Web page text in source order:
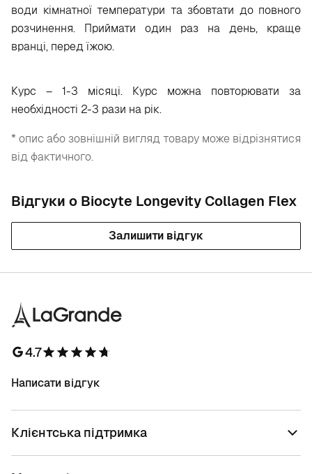
води кімнатної температури та збовтати до повного
розчинення. Приймати один раз на день, краще
вранці, перед їжою.
Курс – 1-3 місяці. Курс можна повторювати за
необхідності 2-3 рази на рік.
* опис або зовнішній вигляд товару може відрізнятися
від фактичного.
Відгуки о Biocyte Longevity Collagen Flex
Залишити відгук
4.7
Написати відгук
Клієнтська підтримка